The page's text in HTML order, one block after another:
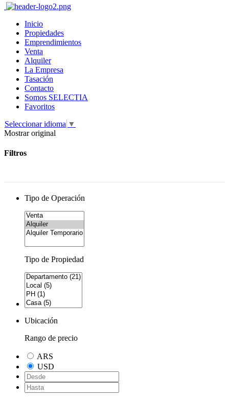
Inicio
Propiedades
Emprendimientos
Venta
Alquiler
La Empresa
Tasación
Contacto
Somos SELECTIA
Favoritos
Seleccionar idioma ▼
Mostrar original
Filtros
Tipo de Operación
Tipo de Propiedad
Ubicación
Rango de precio
ARS
USD